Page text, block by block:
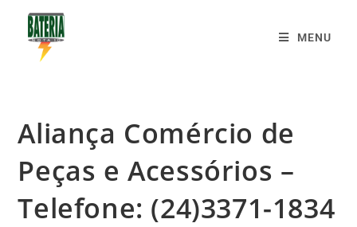
MENU
Aliança Comércio de
Peças e Acessórios –
Telefone: (24)3371-1834